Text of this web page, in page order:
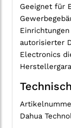
Geeignet für
autorisierter
Electronics
Dahua